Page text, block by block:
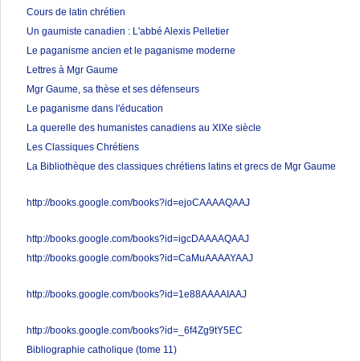
Cours de latin chrétien
Un gaumiste canadien : L'abbé Alexis Pelletier
Le paganisme ancien et le paganisme moderne
Lettres à Mgr Gaume
Mgr Gaume, sa thèse et ses défenseurs
Le paganisme dans l'éducation
La querelle des humanistes canadiens au XIXe siècle
Les Classiques Chrétiens
La Bibliothèque des classiques chrétiens latins et grecs de Mgr Gaume
http://books.google.com/books?id=ejoCAAAAQAAJ
http://books.google.com/books?id=igcDAAAAQAAJ
http://books.google.com/books?id=CaMuAAAAYAAJ
http://books.google.com/books?id=1e88AAAAIAAJ
http://books.google.com/books?id=_6f4Zg9tY5EC
Bibliographie catholique (tome 11)